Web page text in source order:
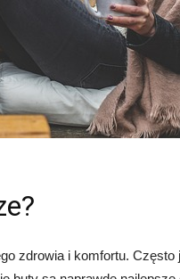
zdrowia i komfortu.